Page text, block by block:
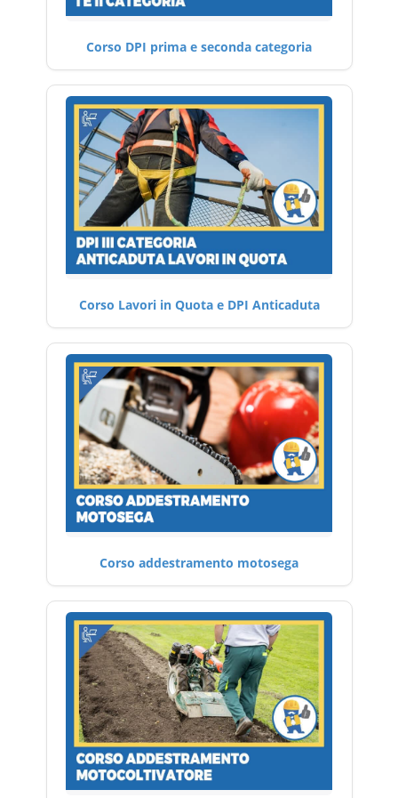
Corso DPI prima e seconda categoria
Corso Lavori in Quota e DPI Anticaduta
Corso addestramento motosega